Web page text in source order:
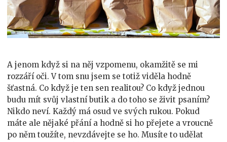
A jenom když si na něj vzpomenu, okamžitě se mi
rozzáří oči. V tom snu jsem se totiž viděla hodně
šťastná. Co když je ten sen realitou? Co když jednou
budu mít svůj vlastní butik a do toho se živit psaním?
Nikdo neví. Každý má osud ve svých rukou. Pokud
máte ale nějaké přání a hodně si ho přejete a vroucně
po něm toužíte, nevzdávejte se ho. Musíte to udělat